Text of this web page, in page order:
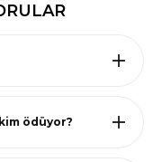
ödüyor?